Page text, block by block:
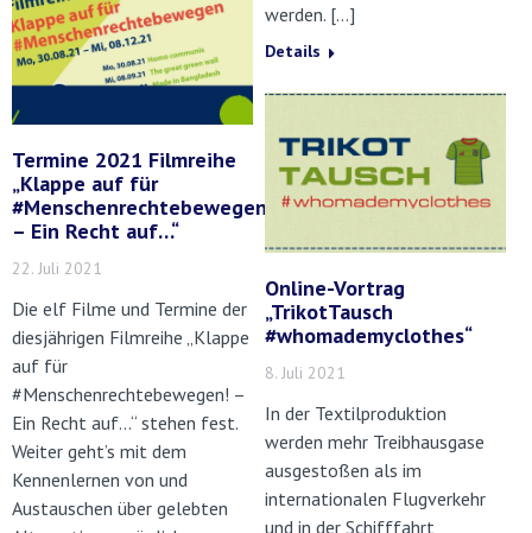
werden. […]
Details
Termine 2021 Filmreihe
„Klappe auf für
#Menschenrechtebewegen!
– Ein Recht auf…“
22. Juli 2021
Die elf Filme und Termine der
diesjährigen Filmreihe „Klappe
auf für
#Menschenrechtebewegen! –
Ein Recht auf…“ stehen fest.
Weiter geht’s mit dem
Kennenlernen von und
Austauschen über gelebten
Online-Vortrag
„TrikotTausch
#whomademyclothes“
8. Juli 2021
In der Textilproduktion
werden mehr Treibhausgase
ausgestoßen als im
internationalen Flugverkehr
und in der Schifffahrt